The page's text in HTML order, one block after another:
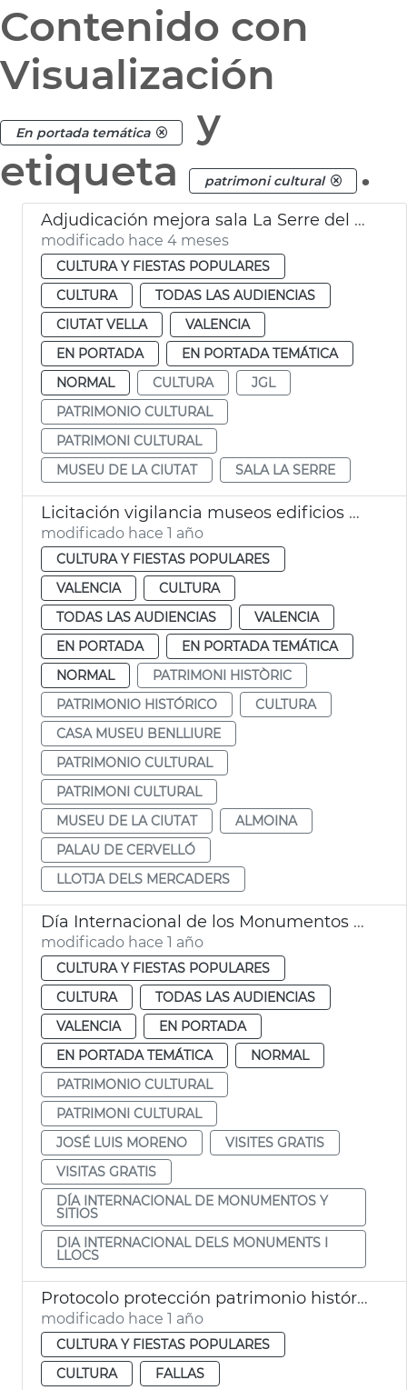
Contenido con
Visualización
En portada temática
y
etiqueta
patrimoni cultural .
Adjudicación mejora sala La Serre del Museu de la Ciutat
modificado hace 4 meses
CULTURA Y FIESTAS POPULARES
CULTURA
TODAS LAS AUDIENCIAS
CIUTAT VELLA
VALENCIA
EN PORTADA
EN PORTADA TEMÁTICA
NORMAL
CULTURA
JGL
PATRIMONIO CULTURAL
PATRIMONI CULTURAL
MUSEU DE LA CIUTAT
SALA LA SERRE
Licitación vigilancia museos edificios históricos municipales València
modificado hace 1 año
CULTURA Y FIESTAS POPULARES
VALENCIA
CULTURA
TODAS LAS AUDIENCIAS
VALENCIA
EN PORTADA
EN PORTADA TEMÁTICA
NORMAL
PATRIMONI HISTÒRIC
PATRIMONIO HISTÓRICO
CULTURA
CASA MUSEU BENLLIURE
PATRIMONIO CULTURAL
PATRIMONI CULTURAL
MUSEU DE LA CIUTAT
ALMOINA
PALAU DE CERVELLÓ
LLOTJA DELS MERCADERS
Día Internacional de los Monumentos y Sitios
modificado hace 1 año
CULTURA Y FIESTAS POPULARES
CULTURA
TODAS LAS AUDIENCIAS
VALENCIA
EN PORTADA
EN PORTADA TEMÁTICA
NORMAL
PATRIMONIO CULTURAL
PATRIMONI CULTURAL
JOSÉ LUIS MORENO
VISITES GRATIS
VISITAS GRATIS
DÍA INTERNACIONAL DE MONUMENTOS Y
SITIOS
DIA INTERNACIONAL DELS MONUMENTS I
LLOCS
Protocolo protección patrimonio histórico de València Fallas 2025
modificado hace 1 año
CULTURA Y FIESTAS POPULARES
CULTURA
FALLAS